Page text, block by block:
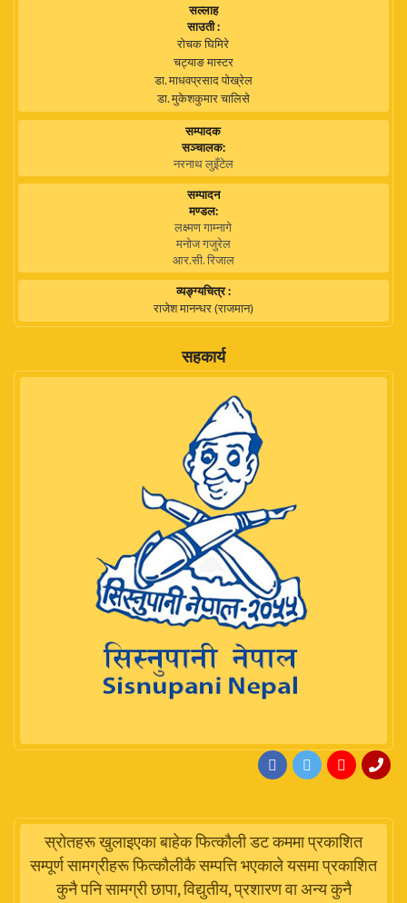
सल्लाह
साउती :
रोचक घिमिरे
चट्याङ मास्टर
डा. माधवप्रसाद पोख्रेल
डा. मुकेशकुमार चालिसे
सम्पादक
सञ्चालक:
नरनाथ लुइँटेल
सम्पादन
मण्डल:
लक्ष्मण गाम्नागे
मनोज गजुरेल
आर.सी. रिजाल
व्यङ्ग्यचित्र :
राजेश मानन्धर (राजमान)
सहकार्य
स्रोतहरू खुलाइएका बाहेक फित्कौली डट कममा प्रकाशित
सम्पूर्ण सामग्रीहरू फित्कौलीकै सम्पत्ति भएकाले यसमा प्रकाशित
कुनै पनि सामग्री छापा, विद्युतीय, प्रशारण वा अन्य कुनै